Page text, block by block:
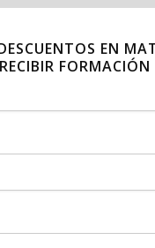
EN